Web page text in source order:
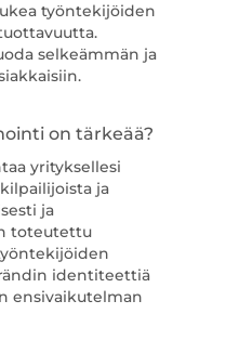
työntekijöiden
selkeämmän ja
on tärkeää?
yrityksellesi
ja
ja
toteutettu
identiteettiä
ensivaikutelman